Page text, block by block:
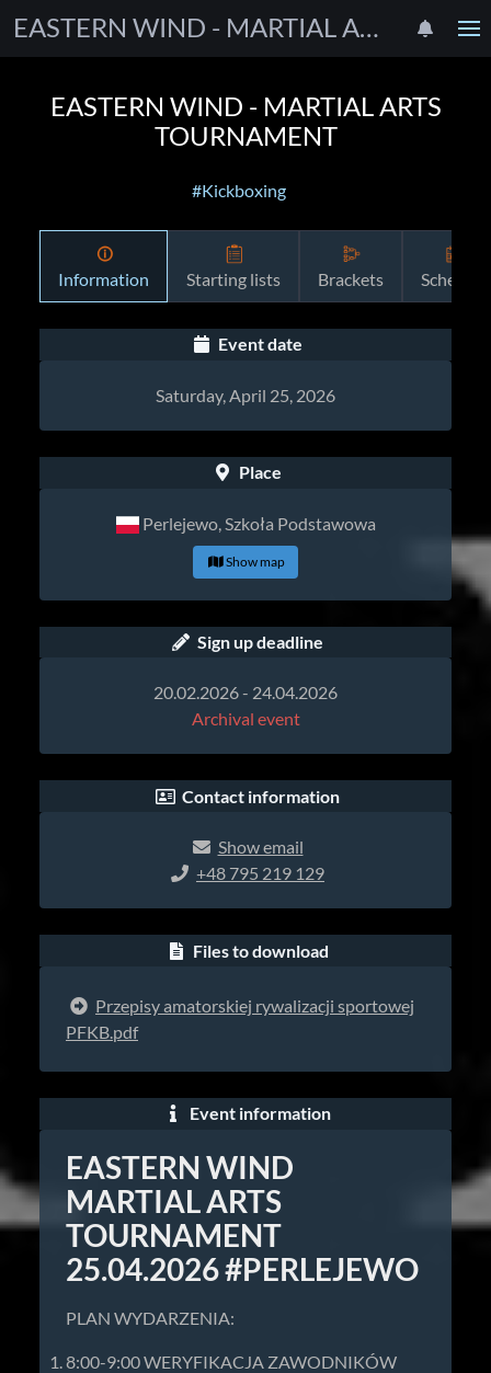
EASTERN WIND - MARTIAL ARTS TOURNAMENT
EASTERN WIND - MARTIAL ARTS
TOURNAMENT
#Kickboxing
Information Starting lists Brackets Schedule
Event date
Saturday, April 25, 2026
Place
Perlejewo, Szkoła Podstawowa
Show map
Sign up deadline
20.02.2026 - 24.04.2026
Archival event
Contact information
Show email
+48 795 219 129
Files to download
Przepisy amatorskiej rywalizacji sportowej
PFKB.pdf
Event information
EASTERN WIND
MARTIAL ARTS
TOURNAMENT
25.04.2026 #PERLEJEWO
PLAN WYDARZENIA:
8:00-9:00 WERYFIKACJA ZAWODNIKÓW